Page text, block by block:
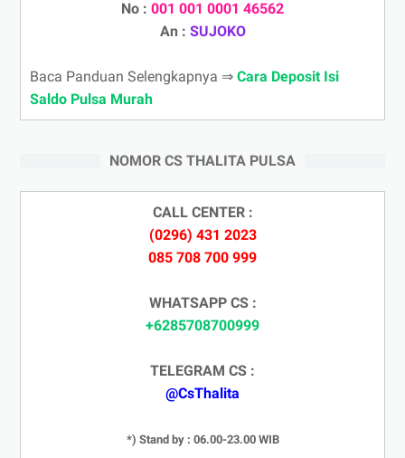
No : 001 001 0001 46562
An : SUJOKO
Baca Panduan Selengkapnya ⇒ Cara Deposit Isi
Saldo Pulsa Murah
NOMOR CS THALITA PULSA
CALL CENTER :
(0296) 431 2023
085 708 700 999
WHATSAPP CS :
+6285708700999
TELEGRAM CS :
@CsThalita
*) Stand by : 06.00-23.00 WIB